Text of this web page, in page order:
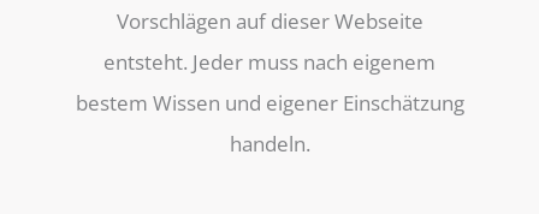
Vorschlägen auf dieser Webseite
entsteht. Jeder muss nach eigenem
bestem Wissen und eigener Einschätzung
handeln.